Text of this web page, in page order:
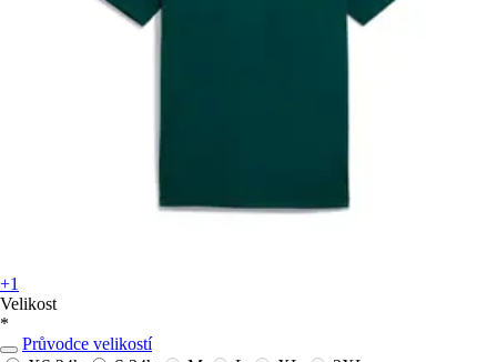
+1
Velikost
*
Průvodce velikostí